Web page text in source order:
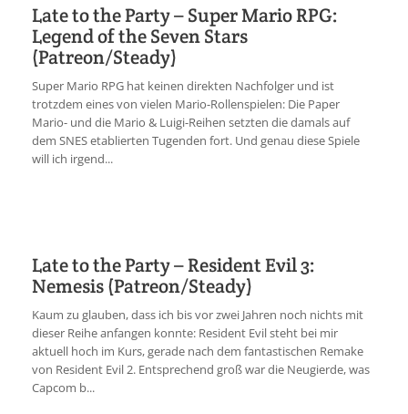
Late to the Party – Super Mario RPG:
Legend of the Seven Stars
(Patreon/Steady)
Super Mario RPG hat keinen direkten Nachfolger und ist
trotzdem eines von vielen Mario-Rollenspielen: Die Paper
Mario- und die Mario & Luigi-Reihen setzten die damals auf
dem SNES etablierten Tugenden fort. Und genau diese Spiele
will ich irgend...
Late to the Party – Resident Evil 3:
Nemesis (Patreon/Steady)
Kaum zu glauben, dass ich bis vor zwei Jahren noch nichts mit
dieser Reihe anfangen konnte: Resident Evil steht bei mir
aktuell hoch im Kurs, gerade nach dem fantastischen Remake
von Resident Evil 2. Entsprechend groß war die Neugierde, was
Capcom b...